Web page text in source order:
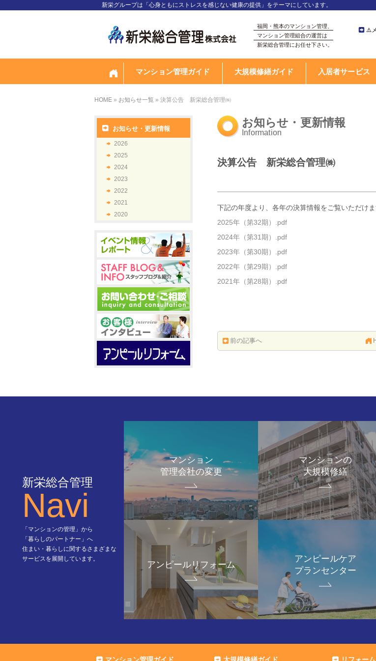
新栄グループは「心身ともにストレスを感じない健康の提供」をテーマにしています。
福岡・熊本のマンション管理、
マンション管理組合の運営は
新栄総合管理にお任せ下さい。
⚠️
マンション管理ガイド 大規模修繕ガイド 入居者サービス
HOME » お知らせ一覧 » 決算公告 新栄総合管理㈱
お知らせ・更新情報
Information
決算公告 新栄総合管理㈱
下記の年度より、各年の決算情報をご覧いただけま
2025年（第32期）.pdf
2024年（第31期）.pdf
2023年（第30期）.pdf
2022年（第29期）.pdf
2021年（第28期）.pdf
前の記事へ
お知らせ・更新情報
2026
2025
2024
2023
2022
2021
2020
新栄総合管理
Navi
「マンションの管理」から
「暮らしのパートナー」へ
住まい・暮らしに関するさまざまな
サービスを展開しています。
マンション
管理会社の変更
マンションの
大規模修繕
アンピールリフォーム
アンピールケア
プランセンター
マンション管理ガイド 大規模修繕ガイド リフォーム